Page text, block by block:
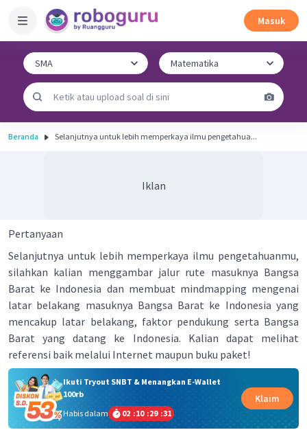
Masuk
Beranda Selanjutnya untuk lebih memperkaya ilmu pengetahua...
Iklan
Pertanyaan
Selanjutnya untuk lebih memperkaya ilmu pengetahuanmu,
silahkan kalian menggambar jalur rute masuknya Bangsa
Barat ke Indonesia dan membuat mindmapping mengenai
latar belakang masuknya Bangsa Barat ke Indonesia yang
mencakup latar belakang, faktor pendukung serta Bangsa
Barat yang datang ke Indonesia. Kalian dapat melihat
referensi baik melalui Internet maupun buku paket!
Ikuti Tryout SNBT & Menangkan E-Wallet
100rb
Habis dalam
02 :10 :29 :30
Klaim